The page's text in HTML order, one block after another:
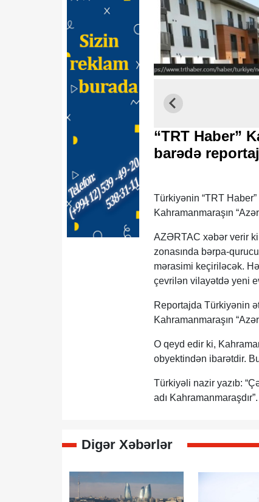
“TRT Haber”
barədə
Türkiyənin “TRT
Kahramanmaraşın
AZƏRTAC xəbər verir
zonasında bərpa-
mərasimi keçiriləcək.
çevrilən vilayətdə yeni
Reportajda Türkiyənin
Kahramanmaraşın
O qeyd edir ki,
obyektindən ibarətdir.
Türkiyəli nazir yazıb:
adı Kahramanmaraşdır”.
Digər Xəbərlər